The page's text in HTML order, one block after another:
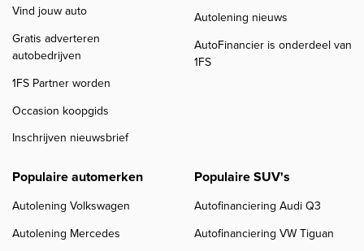
Vind jouw auto
Gratis adverteren
autobedrijven
1FS Partner worden
Occasion koopgids
Inschrijven nieuwsbrief
Autolening nieuws
AutoFinancier is onderdeel van
1FS
Populaire automerken
Autolening Volkswagen
Autolening Mercedes
Populaire SUV's
Autofinanciering Audi Q3
Autofinanciering VW Tiguan